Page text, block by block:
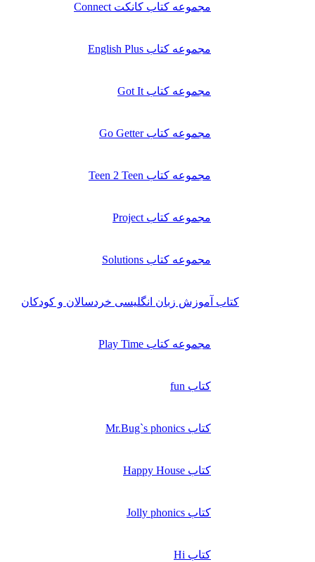
مجموعه کتاب کانکت Connect
مجموعه کتاب English Plus
مجموعه کتاب Got It
مجموعه کتاب Go Getter
مجموعه کتاب Teen 2 Teen
مجموعه کتاب Project
مجموعه کتاب Solutions
کتاب آموزش زبان انگلیسی خردسالان و کودکان
مجموعه کتاب Play Time
کتاب fun
کتاب Mr.Bug`s phonics
کتاب Happy House
کتاب Jolly phonics
کتاب Hi